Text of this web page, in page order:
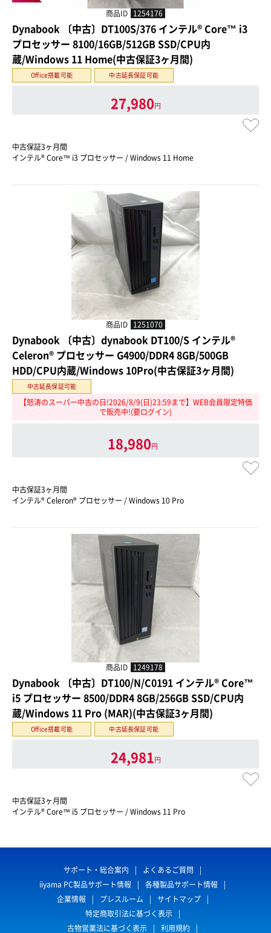
商品ID 1254176
Dynabook 〔中古〕DT100S/376 インテル® Core™ i3
プロセッサー 8100/16GB/512GB SSD/CPU内
蔵/Windows 11 Home(中古保証3ヶ月間)
Office搭載可能 中古延長保証可能
27,980円
中古保証3ヶ月間
インテル® Core™ i3 プロセッサー / Windows 11 Home
商品ID 1251070
Dynabook 〔中古〕dynabook DT100/S インテル®
Celeron® プロセッサー G4900/DDR4 8GB/500GB
HDD/CPU内蔵/Windows 10Pro(中古保証3ヶ月間)
中古延長保証可能
【怒涛のスーパー中古の日!2026/8/9(日)23:59まで】WEB会員限定特価
で販売中!(要ログイン)
18,980円
中古保証3ヶ月間
インテル® Celeron® プロセッサー / Windows 10 Pro
商品ID 1249178
Dynabook 〔中古〕DT100/N/C0191 インテル® Core™
i5 プロセッサー 8500/DDR4 8GB/256GB SSD/CPU内
蔵/Windows 11 Pro (MAR)(中古保証3ヶ月間)
Office搭載可能 中古延長保証可能
24,981円
中古保証3ヶ月間
インテル® Core™ i5 プロセッサー / Windows 11 Pro
サポート・総合案内
よくあるご質問
iiyama PC製品サポート情報
各種製品サポート情報
企業情報
プレスルーム
サイトマップ
特定商取引法に基づく表示
古物営業法に基づく表示
利用規約